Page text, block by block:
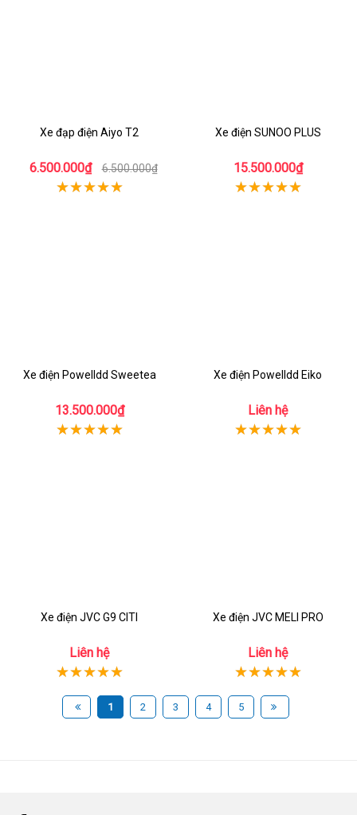
Xe đạp điện Aiyo T2
6.500.000₫ 6.500.000₫
Xe điện SUNOO PLUS
15.500.000₫
Xe điện Powelldd Sweetea
13.500.000₫
Xe điện Powelldd Eiko
Liên hệ
Xe điện JVC G9 CITI
Liên hệ
Xe điện JVC MELI PRO
Liên hệ
1 2 3 4 5